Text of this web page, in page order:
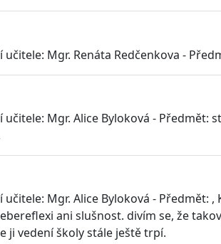
učitele: Mgr. Renáta Redčenkova -
učitele: Mgr. Alice Byloková - Předmět:
učitele: Mgr. Alice Byloková - Předmět:
ani slušnost. divím se, že
ji vedení školy stále ještě trpí.